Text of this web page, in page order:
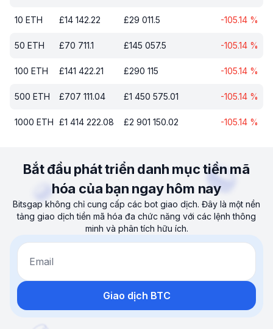
10 ETH £14 142.22 £29 011.5 -105.14 %
50 ETH £70 711.1 £145 057.5 -105.14 %
100 ETH £141 422.21 £290 115 -105.14 %
500 ETH £707 111.04 £1 450 575.01 -105.14 %
1000 ETH £1 414 222.08 £2 901 150.02 -105.14 %
Bắt đầu phát triển danh mục tiền mã
hóa của bạn ngay hôm nay
Bitsgap không chỉ cung cấp các bot giao dịch. Đây là một nền
tảng giao dịch tiền mã hóa đa chức năng với các lệnh thông
minh và phân tích hữu ích.
Email
Giao dịch BTC